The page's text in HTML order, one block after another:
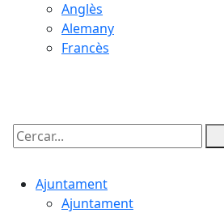
Anglès
Alemany
Francès
Cercar:
Ajuntament
Ajuntament